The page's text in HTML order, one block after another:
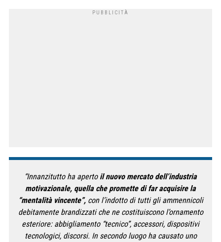
“Innanzitutto ha aperto il nuovo mercato dell’industria
motivazionale, quella che promette di far acquisire la
“mentalità vincente”,con l’indotto di tutti gli ammennicoli
debitamente brandizzati che ne costituiscono l’ornamento
esteriore: abbigliamento “tecnico”, accessori, dispositivi
tecnologici, discorsi. In secondo luogo ha causato uno